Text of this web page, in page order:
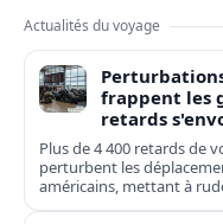
Actualités du voyage
frappent les
retards
Plus de 4 400 retards de
perturbent les
américains, mettant à
compagnies nationales